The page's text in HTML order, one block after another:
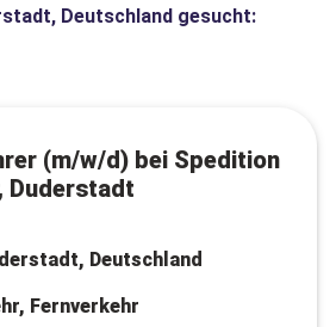
Deutschland gesucht:
(m/w/d) bei Spedition
Duderstadt
Deutschland
Fernverkehr